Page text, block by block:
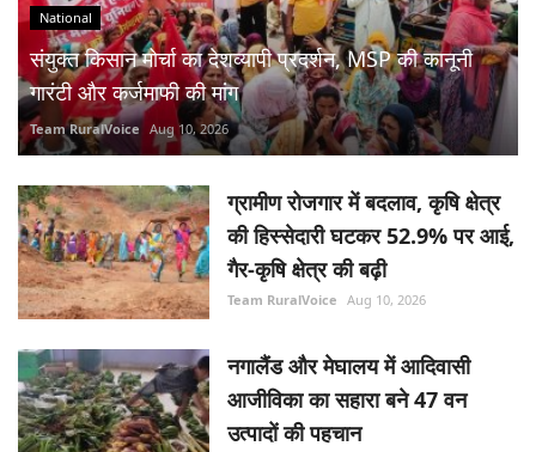
National
संयुक्त किसान मोर्चा का देशव्यापी प्रदर्शन, MSP की कानूनी
गारंटी और कर्जमाफी की मांग
Team RuralVoice Aug 10, 2026
ग्रामीण रोजगार में बदलाव, कृषि क्षेत्र
की हिस्सेदारी घटकर 52.9% पर आई,
गैर-कृषि क्षेत्र की बढ़ी
Team RuralVoice Aug 10, 2026
नगालैंड और मेघालय में आदिवासी
आजीविका का सहारा बने 47 वन
उत्पादों की पहचान